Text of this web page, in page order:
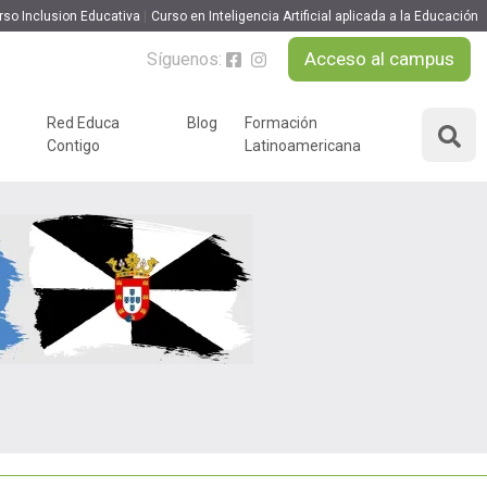
Inclusion Educativa Curso en Inteligencia Artificial aplicada a la Educación
Síguenos: Acceso al campus
Desarrollo Personal y
Liderazgo
Educación y Docencia
Formación Empresarial
Ocio y Tiempo Libre
Red Educa
Contigo
Blog
Formación
Latinoamericana